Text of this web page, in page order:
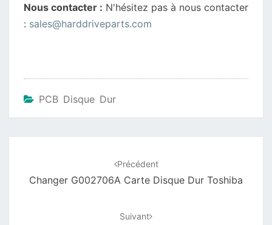
Nous contacter : N'hésitez pas à nous contacter
: sales@harddriveparts.com
PCB Disque Dur
Précédent
Changer G002706A Carte Disque Dur Toshiba
Suivant